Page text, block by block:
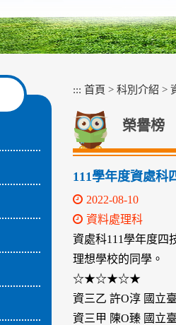
::: 首頁 > 科別介紹 >
榮譽榜
111學年度資處科
2022-08-10
資料處理科
資處科111學年度四
理想學校的同學。
☆★☆★☆★
資三乙 許O淳 國立
資三甲 陳O臻 國立